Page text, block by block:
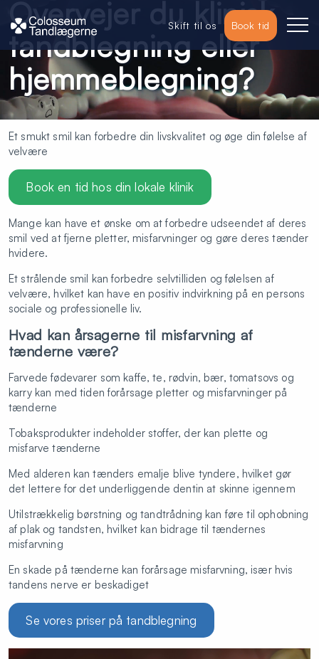
Overvejer du klinisk
tandblegning eller
hjemmeblegning?
Et smukt smil kan forbedre din livskvalitet og øge din følelse af
velvære
Book en tid hos din lokale klinik
Mange kan have et ønske om at forbedre udseendet af deres
smil ved at fjerne pletter, misfarvninger og gøre deres tænder
hvidere.
Et strålende smil kan forbedre selvtilliden og følelsen af
velvære, hvilket kan have en positiv indvirkning på en persons
sociale og professionelle liv.
Hvad kan årsagerne til misfarvning af
tænderne være?
Farvede fødevarer som kaffe, te, rødvin, bær, tomatsovs og
karry kan med tiden forårsage pletter og misfarvninger på
tænderne
Tobaksprodukter indeholder stoffer, der kan plette og
misfarve tænderne
Med alderen kan tænders emalje blive tyndere, hvilket gør
det lettere for det underliggende dentin at skinne igennem
Utilstrækkelig børstning og tandtrådning kan føre til ophobning
af plak og tandsten, hvilket kan bidrage til tændernes
misfarvning
En skade på tænderne kan forårsage misfarvning, især hvis
tandens nerve er beskadiget
Se vores priser på tandblegning
Skift til os Book tid